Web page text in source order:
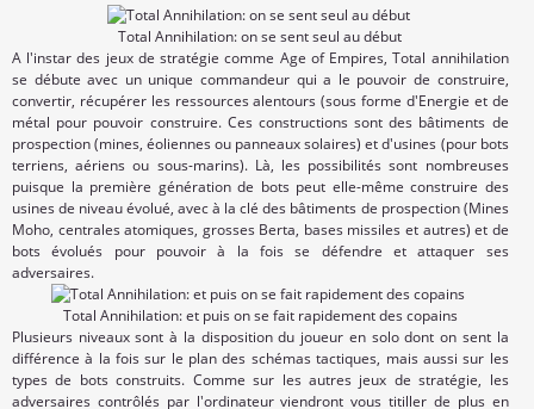
Total Annihilation: on se sent seul au début
A l'instar des jeux de stratégie comme Age of Empires, Total annihilation
se débute avec un unique commandeur qui a le pouvoir de construire,
convertir, récupérer les ressources alentours (sous forme d'Energie et de
métal pour pouvoir construire. Ces constructions sont des bâtiments de
prospection (mines, éoliennes ou panneaux solaires) et d'usines (pour bots
terriens, aériens ou sous-marins). Là, les possibilités sont nombreuses
puisque la première génération de bots peut elle-même construire des
usines de niveau évolué, avec à la clé des bâtiments de prospection (Mines
Moho, centrales atomiques, grosses Berta, bases missiles et autres) et de
bots évolués pour pouvoir à la fois se défendre et attaquer ses
adversaires.
Total Annihilation: et puis on se fait rapidement des copains
Plusieurs niveaux sont à la disposition du joueur en solo dont on sent la
différence à la fois sur le plan des schémas tactiques, mais aussi sur les
types de bots construits. Comme sur les autres jeux de stratégie, les
adversaires contrôlés par l'ordinateur viendront vous titiller de plus en